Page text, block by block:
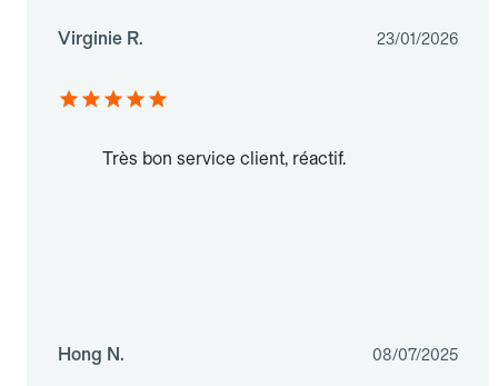
Virginie R. 23/01/2026
Très bon service client, réactif.
Hong N. 08/07/2025